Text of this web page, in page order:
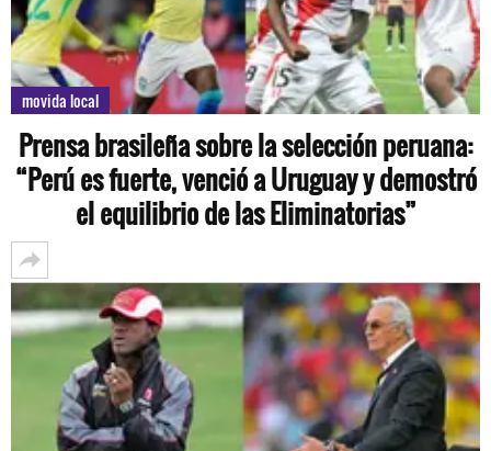
movida local
Prensa brasileña sobre la selección peruana:
“Perú es fuerte, venció a Uruguay y demostró
el equilibrio de las Eliminatorias”